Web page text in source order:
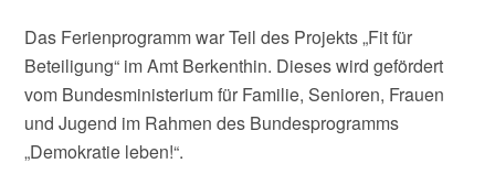
Das Ferienprogramm war Teil des Projekts „Fit für
Beteiligung“ im Amt Berkenthin. Dieses wird gefördert
vom Bundesministerium für Familie, Senioren, Frauen
und Jugend im Rahmen des Bundesprogramms
„Demokratie leben!“.